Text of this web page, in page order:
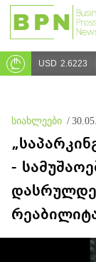
USD 2.6223
სიახლეები /
-